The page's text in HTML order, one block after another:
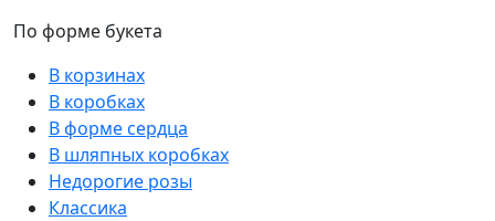
По форме букета
В корзинах
В коробках
В форме сердца
В шляпных коробках
Недорогие розы
Классика